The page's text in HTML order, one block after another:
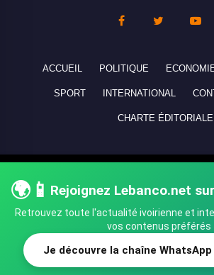
SHARE
🌍📱 Rejoignez Lebanco.net
Retrouvez toute l'actualité ivoirienne et
vos contenus préférés
Je découvre la chaîne
ACCUEIL POLITIQUE
SPORT INTERNATIONAL
CHARTE ÉDITORIALE
réservés - All rights reserved.